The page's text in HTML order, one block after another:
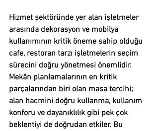
Hizmet sektöründe yer alan işletmeler
arasında dekorasyon ve mobilya
kullanımının kritik öneme sahip olduğu
cafe, restoran tarzı işletmelerin seçim
sürecini doğru yönetmesi önemlidir.
Mekân planlamalarının en kritik
parçalarından biri olan masa tercihi;
alan hacmini doğru kullanma, kullanım
konforu ve dayanıklılık gibi pek çok
beklentiyi de doğrudan etkiler. Bu